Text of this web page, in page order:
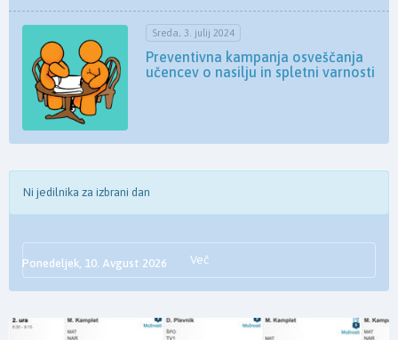
Sreda, 3. julij 2024
Preventivna kampanja osveščanja
učencev o nasilju in spletni varnosti
Ponedeljek, 10. Avgust 2026
Ni jedilnika za izbrani dan
Več